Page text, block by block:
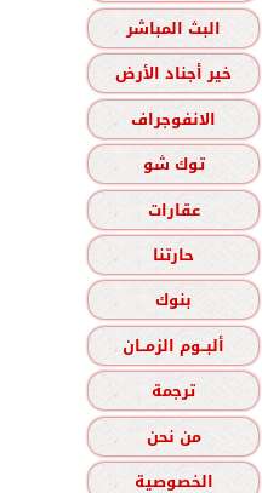
البث المباشر
خير أجناد الأرض
الانفوجراف
توك شو
عقارات
حارتنا
بنوك
ألبــوم الزمــان
ترجمة
من نحن
الخصوصية